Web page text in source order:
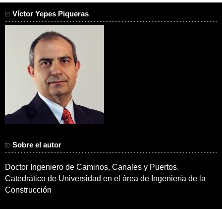
Víctor Yepes Piqueras
Sobre el autor
Doctor Ingeniero de Caminos, Canales y Puertos.
Catedrático de Universidad en el área de Ingeniería de la
Construcción